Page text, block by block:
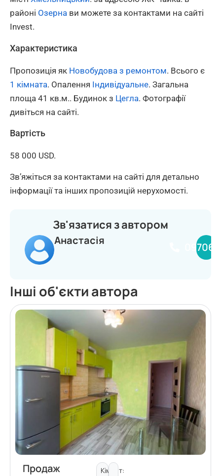
районі Озерна ви можете за контактами на сайті
Invest.
Характеристика
Пропозиція як Новобудова з ремонтом. Всього є
1 кімната. Опалення Індивідуальне. Загальна
площа 41 кв.м.. Будинок з Цегла. Фотографії
дивіться на сайті.
Вартість
58 000 USD.
Зв’яжіться за контактами на сайті для детально
інформації та інших пропозицій нерухомості.
Зв'язатися з автором
Анастасія
Інші об'єкти автора
Продаж
Кімнат: